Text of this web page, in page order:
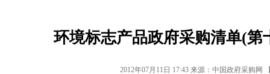
环境标志产品政府采购清单(第
2012年07月11日 17:43来源： 中国政府采购网